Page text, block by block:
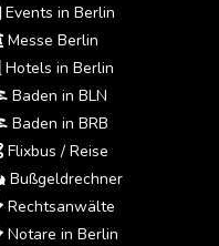
Events in Berlin
Messe Berlin
Hotels in Berlin
Baden in BLN
Baden in BRB
Flixbus / Reise
Bußgeldrechner
Rechtsanwälte
Notare in Berlin